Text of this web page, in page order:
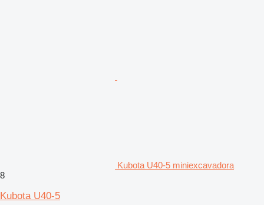
Kubota U40-5 miniexcavadora
8
Kubota U40-5